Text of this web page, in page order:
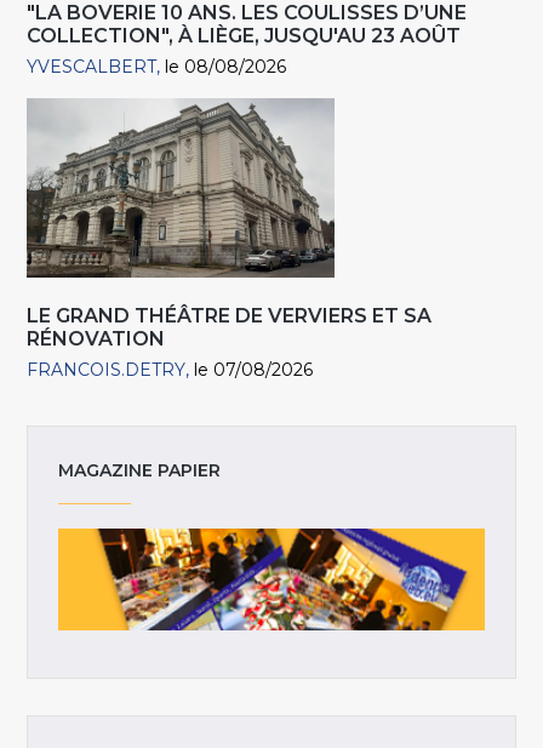
"LA BOVERIE 10 ANS. LES COULISSES D’UNE
COLLECTION", À LIÈGE, JUSQU'AU 23 AOÛT
YVESCALBERT le 08/08/2026
LE GRAND THÉÂTRE DE VERVIERS ET SA
RÉNOVATION
FRANCOIS.DETRY le 07/08/2026
MAGAZINE PAPIER